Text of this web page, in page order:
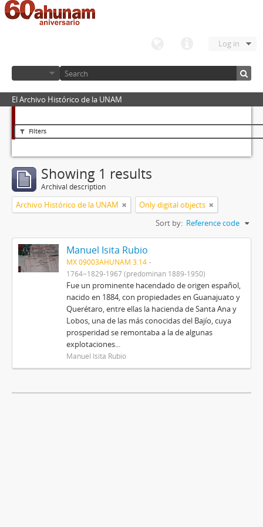
Log in
El Archivo Histórico de la UNAM
Filters
Showing 1 results
Archival description
Archivo Histórico de la UNAM
Only digital objects
Sort by: Reference code
Manuel Isita Rubio
MX 09003AHUNAM 3.14
1764~1829-1967 (predominan 1889-1950)
Fue un prominente hacendado de origen español,
nacido en 1884, con propiedades en Guanajuato y
Querétaro, entre ellas la hacienda de Santa Ana y
Lobos, una de las más conocidas del Bajío, cuya
prosperidad se remontaba a la de algunas
explotaciones...
Manuel Isita Rubio